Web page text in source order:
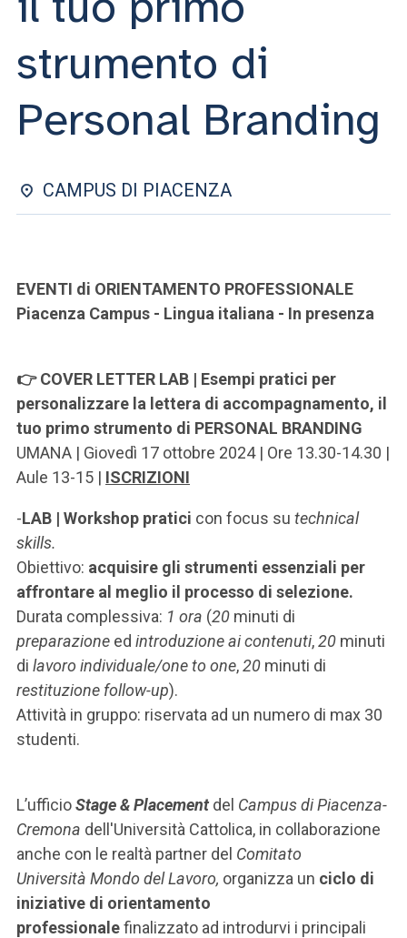
SEI UN DOCENTE O UN MEMBRO DELLO STAFF
strumento di
Personal Branding
CAMPUS DI PIACENZA
EVENTI di ORIENTAMENTO PROFESSIONALE
Piacenza Campus - Lingua italiana - In presenza
👉 COVER LETTER LAB | Esempi pratici per
personalizzare la lettera di accompagnamento, il
tuo primo strumento di PERSONAL BRANDING
UMANA | Giovedì 17 ottobre 2024 | Ore 13.30-14.30 |
Aule 13-15 | ISCRIZIONI
-LAB | Workshop pratici con focus su technical
skills.
Obiettivo: acquisire gli strumenti essenziali per
affrontare al meglio il processo di selezione.
Durata complessiva: 1 ora (20 minuti di
preparazione ed introduzione ai contenuti,20 minuti
di lavoro individuale/one to one,20 minuti di
restituzione follow-up).
Attività in gruppo: riservata ad un numero di max 30
studenti.
L’ufficioStage & Placementdel Campus di Piacenza-
Cremona dell'Università Cattolica, in collaborazione
anche con le realtà partner del Comitato
Università Mondo del Lavoro, organizza un ciclo di
iniziative di orientamento
professionalefinalizzato ad introdurvi i principali